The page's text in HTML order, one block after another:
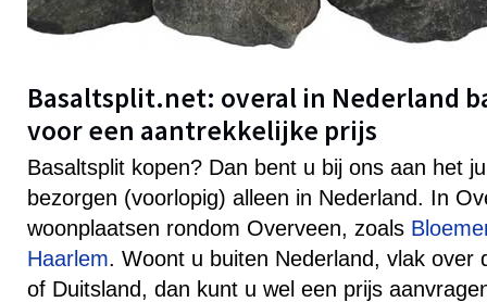
Basaltsplit.net: overal in Nederland
voor een aantrekkelijke prijs
Basaltsplit kopen? Dan bent u bij ons aan het
bezorgen (voorlopig) alleen in Nederland. In
woonplaatsen rondom Overveen, zoals
Haarlem. Woont u buiten Nederland, vlak over
of Duitsland, dan kunt u wel een prijs